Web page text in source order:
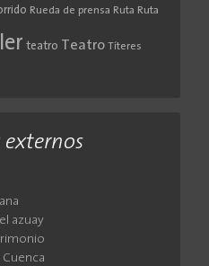
Rueda de prensa Ruta Ruta
teatro Teatro Títeres
externos
azuay